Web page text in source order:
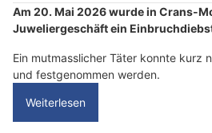
s
c
?
D
a
n